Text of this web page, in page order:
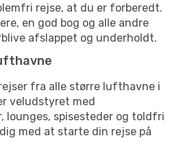
rejse, at du er forberedt.
en god bog og alle andre
afslappet og underholdt.
fra alle større lufthavne i
veludstyret med
lounges, spisesteder og toldfri
med at starte din rejse på